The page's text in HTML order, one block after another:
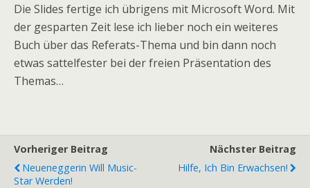
Die Slides fertige ich übrigens mit Microsoft Word. Mit
der gesparten Zeit lese ich lieber noch ein weiteres
Buch über das Referats-Thema und bin dann noch
etwas sattelfester bei der freien Präsentation des
Themas…
Vorheriger Beitrag
Neueneggerin Will Music-
Star Werden!
Nächster Beitrag
Hilfe, Ich Bin Erwachsen!